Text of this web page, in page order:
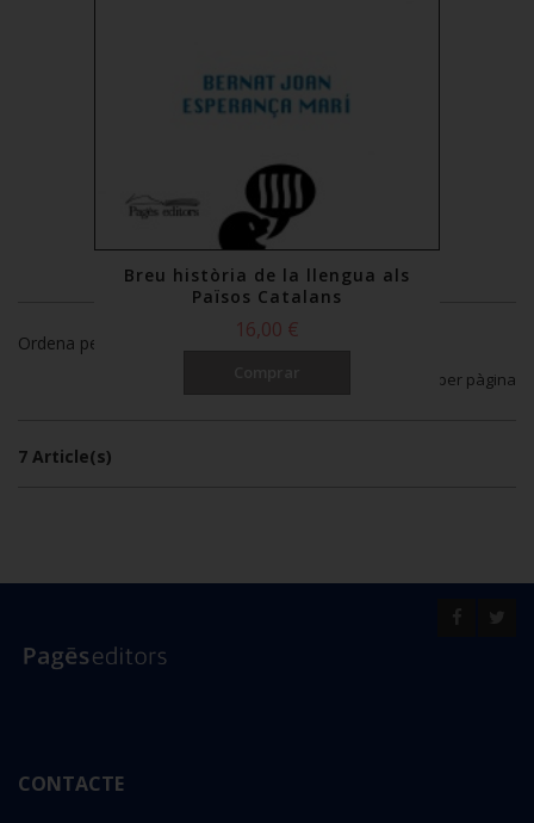
Breu història de la llengua als
Països Catalans
16,00 €
Ordena per
per pàgina
7 Article(s)
CONTACTE